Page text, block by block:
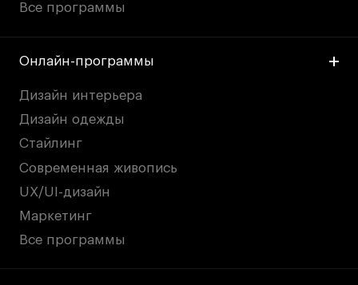
Все программы
Онлайн-программы
Дизайн интерьера
Дизайн одежды
Стайлинг
Современная живопись
UX/UI-дизайн
Маркетинг
Все программы